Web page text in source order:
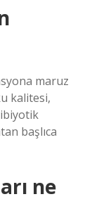
maruz
kalitesi,
başlıca
ne